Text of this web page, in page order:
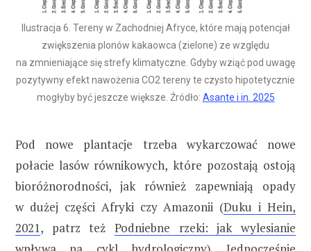
Ilustracja 6. Tereny w Zachodniej Afryce, które mają potencjał
zwiększenia plonów kakaowca (zielone) ze względu
na zmnieniające się strefy klimatyczne. Gdyby wziąć pod uwagę
pozytywny efekt nawożenia CO2 tereny te czysto hipotetycznie
mogłyby być jeszcze większe. Źródło: Asante i in. 2025
Pod nowe plantacje trzeba wykarczować nowe
połacie lasów równikowych, które pozostają ostoją
bioróżnorodności, jak również zapewniają opady
w dużej części Afryki czy Amazonii (Duku i Hein,
2021, patrz też Podniebne rzeki: jak wylesianie